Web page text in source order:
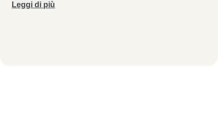
Leggi di più